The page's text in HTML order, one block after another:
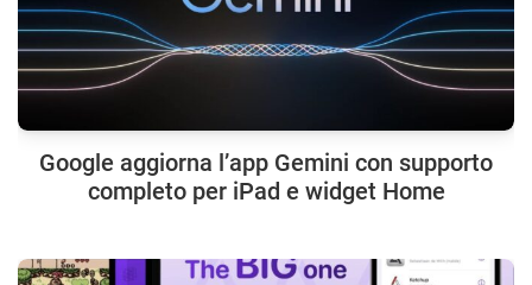
Google aggiorna l’app Gemini con supporto
completo per iPad e widget Home